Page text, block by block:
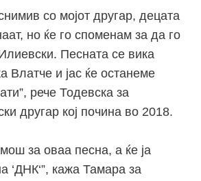
со мојот другар, децата
но ќе го споменам за да го
Песната се вика
Влатче и јас ќе останеме
рече Тодевска за
другар кој почина во 2018.
за оваа песна, а ќе ја
‘ДНК‘”, кажа Тамара за